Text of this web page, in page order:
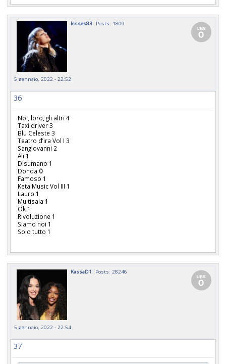
kisses83 Posts: 1809
5 gennaio, 2022 - 22:52
36
Noi, loro, gli altri 4
Taxi driver 3
Blu Celeste 3
Teatro d’ira Vol I 3
Sangiovanni 2
Ali 1
Disumano 1
Donda 0
Famoso 1
Keta Music Vol III 1
Lauro 1
Multisala 1
Ok 1
Rivoluzione 1
Siamo noi 1
Solo tutto 1
KassaD1 Posts: 28246
5 gennaio, 2022 - 22:54
37